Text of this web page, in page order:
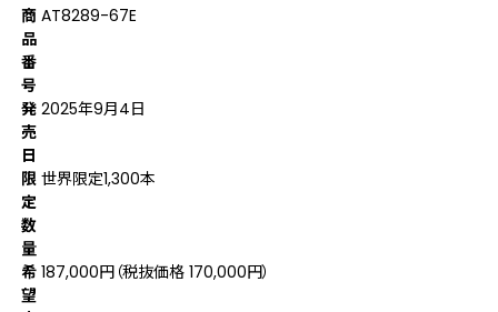
商
品
番
号
AT8289-67E
発
売
日
2025年9月4日
限
定
数
量
世界限定1,300本
希
望
187,000円（税抜価格 170,000円）